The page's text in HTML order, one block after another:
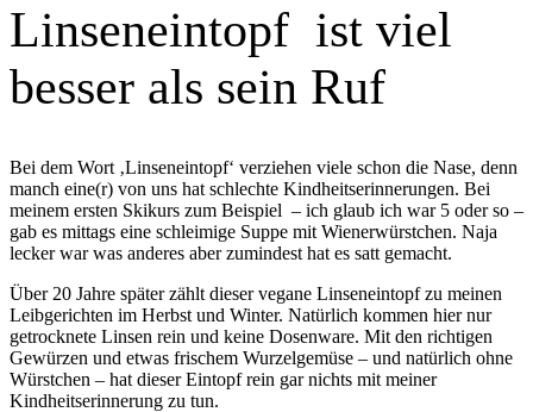
Linseneintopf ist viel
besser als sein Ruf
Bei dem Wort ‚Linseneintopf‘ verziehen viele schon die Nase, denn
manch eine(r) von uns hat schlechte Kindheitserinnerungen. Bei
meinem ersten Skikurs zum Beispiel – ich glaub ich war 5 oder so –
gab es mittags eine schleimige Suppe mit Wienerwürstchen. Naja
lecker war was anderes aber zumindest hat es satt gemacht.
Über 20 Jahre später zählt dieser vegane Linseneintopf zu meinen
Leibgerichten im Herbst und Winter. Natürlich kommen hier nur
getrocknete Linsen rein und keine Dosenware. Mit den richtigen
Gewürzen und etwas frischem Wurzelgemüse – und natürlich ohne
Würstchen – hat dieser Eintopf rein gar nichts mit meiner
Kindheitserinnerung zu tun.